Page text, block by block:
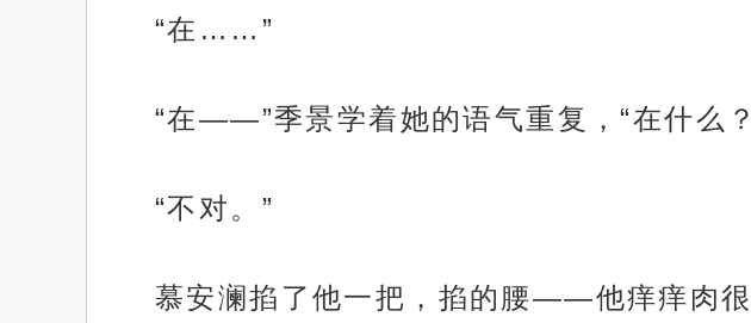
“在……”
“在——”季景学着她的语气重复，“在什么
“不对。”
慕安澜掐了他一把，掐的腰——他痒痒肉很